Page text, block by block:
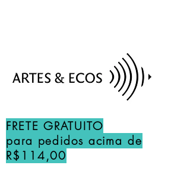
FRETE GRATUITO
para pedidos acima de
R$114,00